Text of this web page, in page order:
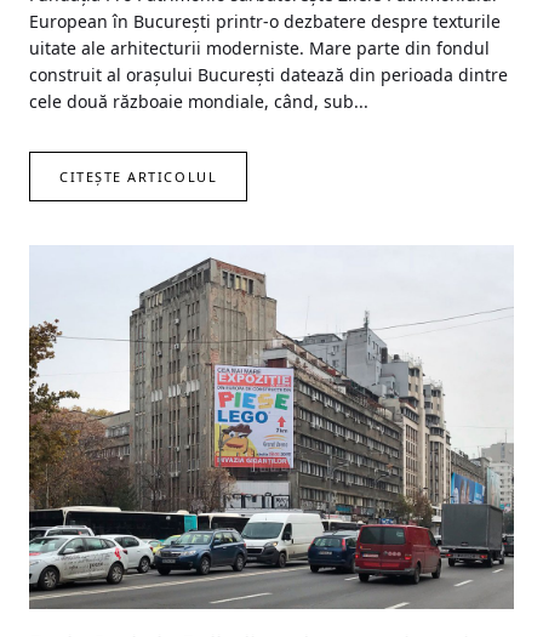
European în București printr-o dezbatere despre texturile
uitate ale arhitecturii moderniste. Mare parte din fondul
construit al orașului București datează din perioada dintre
cele două războaie mondiale, când, sub...
CITEȘTE ARTICOLUL